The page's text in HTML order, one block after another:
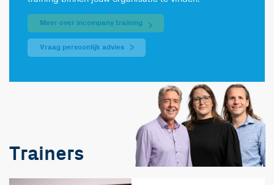
Meer over incompany training
Vraag persoonlijk advies
Trainers